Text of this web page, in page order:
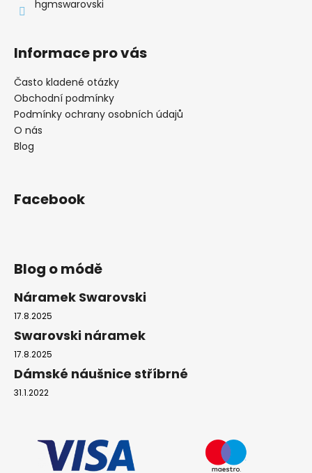
hgmswarovski
Informace pro vás
Často kladené otázky
Obchodní podmínky
Podmínky ochrany osobních údajů
O nás
Blog
Facebook
Blog o módě
Náramek Swarovski
17.8.2025
Swarovski náramek
17.8.2025
Dámské náušnice stříbrné
31.1.2022